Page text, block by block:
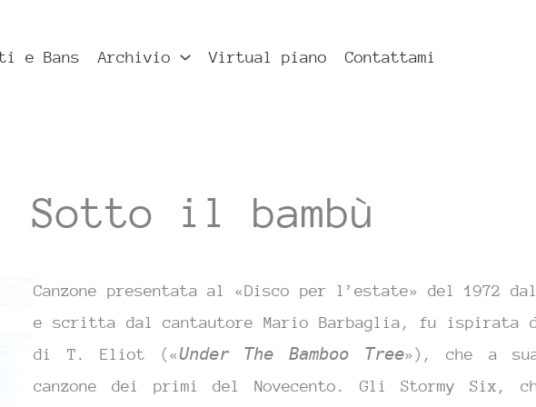
e Bans Archivio Virtual piano Contattami
Sotto il bambù
Canzone presentata al «Disco per l’estate» del 1972
e scritta dal cantautore Mario Barbaglia, fu ispirata
di T. Eliot («Under The Bamboo Tree»), che a
canzone dei primi del Novecento. Gli Stormy Six,